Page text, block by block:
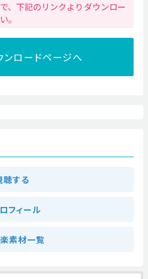
、下記のリンクよりダウンロー
。
ロードページへ
する
フィール
素材一覧